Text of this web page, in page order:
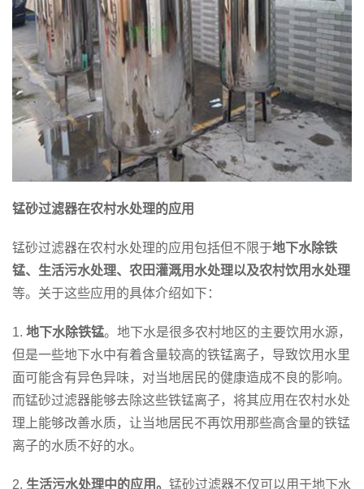
锰砂过滤器在农村水处理的应用
锰砂过滤器在农村水处理的应用包括但不限于地下水除铁
锰、生活污水处理、农田灌溉用水处理以及农村饮用水处理
等。关于这些应用的具体介绍如下：
1. 地下水除铁锰。地下水是很多农村地区的主要饮用水源，
但是一些地下水中有着含量较高的铁锰离子，导致饮用水里
面可能含有异色异味，对当地居民的健康造成不良的影响。
而锰砂过滤器能够去除这些铁锰离子，将其应用在农村水处
理上能够改善水质，让当地居民不再饮用那些高含量的铁锰
离子的水质不好的水。
2. 生活污水处理中的应用。 锰砂过滤器不仅可以用于地下水